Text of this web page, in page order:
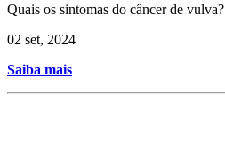
Quais os sintomas do câncer de vulva?
02 set, 2024
Saiba mais